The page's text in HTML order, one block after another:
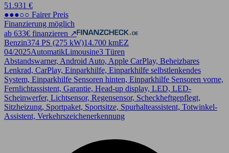
51.931 €
●●●○○ Fairer Preis
Finanzierung möglich
ab 633€ finanzieren ↗
Benzin374 PS (275 kW)14.700 kmEZ
04/2025AutomatikLimousine3 Türen
Abstandswarner, Android Auto, Apple CarPlay, Beheizbares
Lenkrad, CarPlay, Einparkhilfe, Einparkhilfe selbstlenkendes
System, Einparkhilfe Sensoren hinten, Einparkhilfe Sensoren vorne,
Fernlichtassistent, Garantie, Head-up display, LED, LED-
Scheinwerfer, Lichtsensor, Regensensor, Scheckheftgepflegt,
Sitzheizung, Sportpaket, Sportsitze, Spurhalteassistent, Totwinkel-
Assistent, Verkehrszeichenerkennung